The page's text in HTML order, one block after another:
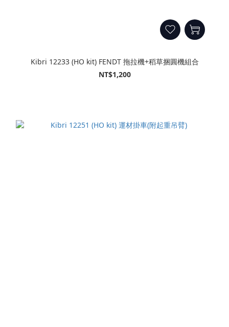
Kibri 12233 (HO kit) FENDT 拖拉機+稻草捆圓機組合
NT$1,200